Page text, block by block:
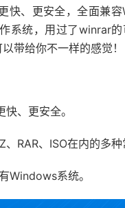
快、更安全，全面兼容
系统，用过了winrar
带给你不一样的感觉！
、更安全。
RAR、ISO在内的多种
Windows系统。